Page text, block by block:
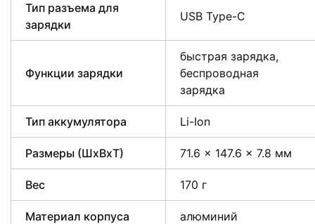
Тип разъема для
зарядки
USB Type-C
Функции зарядки
быстрая зарядка,
беспроводная
зарядка
Тип аккумулятора Li-Ion
Размеры (ШxВxТ) 71.6 x 147.6 x 7.8 мм
Вес 170 г
Материал корпуса алюминий